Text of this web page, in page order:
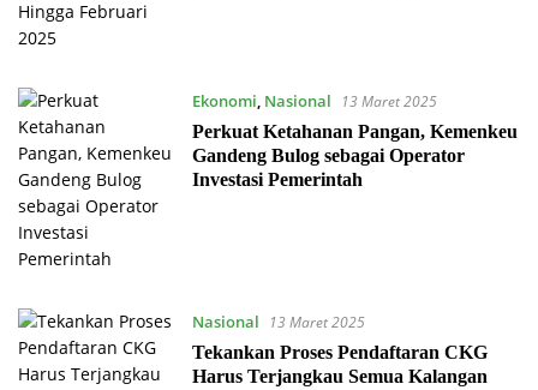
Ekonomi, Nasional
13 Maret 2025
Perkuat Ketahanan Pangan, Kemenkeu
Gandeng Bulog sebagai Operator
Investasi Pemerintah
Nasional
13 Maret 2025
Tekankan Proses Pendaftaran CKG
Harus Terjangkau Semua Kalangan